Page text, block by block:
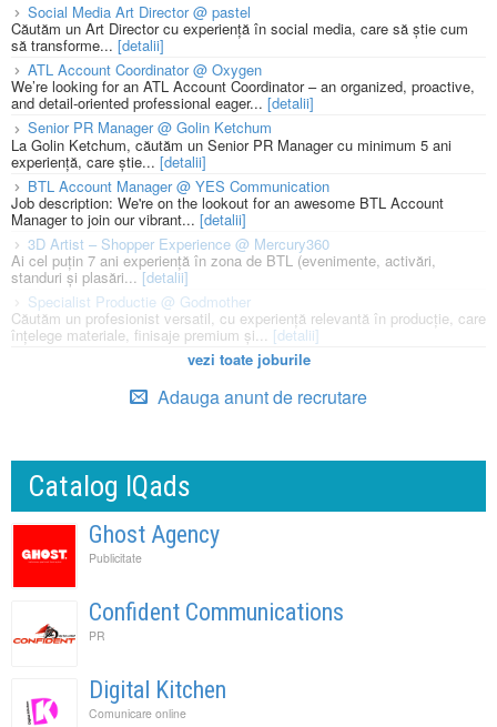
Social Media Art Director @ pastel
Căutăm un Art Director cu experiență în social media, care să știe cum
să transforme... [detalii]
ATL Account Coordinator @ Oxygen
We’re looking for an ATL Account Coordinator – an organized, proactive,
and detail-oriented professional eager... [detalii]
Senior PR Manager @ Golin Ketchum
La Golin Ketchum, căutăm un Senior PR Manager cu minimum 5 ani
experiență, care știe... [detalii]
BTL Account Manager @ YES Communication
Job description: We're on the lookout for an awesome BTL Account
Manager to join our vibrant... [detalii]
3D Artist – Shopper Experience @ Mercury360
Ai cel puțin 7 ani experiență în zona de BTL (evenimente, activări,
standuri și plasări...[detalii]
Specialist Productie @ Godmother
Căutăm un profesionist versatil, cu experiență relevantă în producție, care
înțelege materiale, finisaje premium și... [detalii]
vezi toate joburile
Adauga anunt de recrutare
Catalog IQads
Ghost Agency
Publicitate
Confident Communications
PR
Digital Kitchen
Comunicare online